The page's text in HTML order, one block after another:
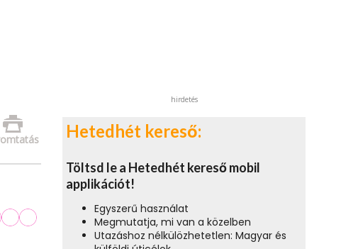
hirdetés
Hetedhét kereső:
Töltsd le a Hetedhét kereső mobil
applikációt!
Egyszerű használat
Megmutatja, mi van a közelben
Utazáshoz nélkülözhetetlen: Magyar és